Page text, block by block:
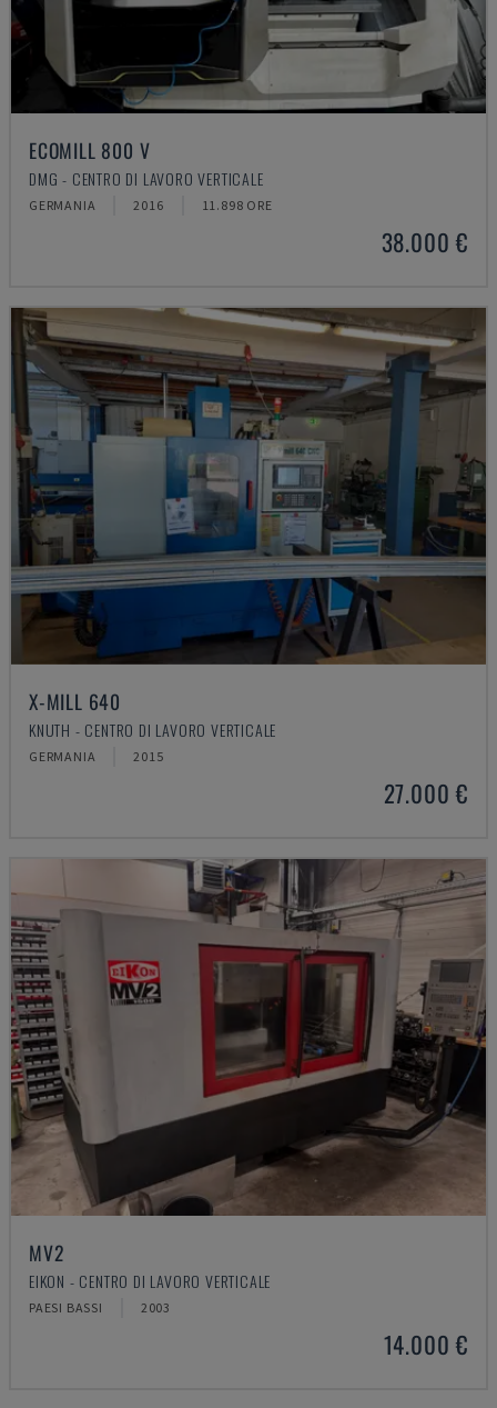
ECOMILL 800 V
DMG - CENTRO DI LAVORO VERTICALE
GERMANIA 2016 11.898 ORE
38.000 €
X-MILL 640
KNUTH - CENTRO DI LAVORO VERTICALE
GERMANIA 2015
27.000 €
MV2
EIKON - CENTRO DI LAVORO VERTICALE
PAESI BASSI 2003
14.000 €